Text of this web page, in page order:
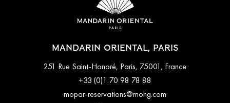
MANDARIN ORIENTAL, PARIS
251 Rue Saint-Honoré, Paris, 75001, France
+33 (0)1 70 98 78 88
mopar-reservations@mohg.com